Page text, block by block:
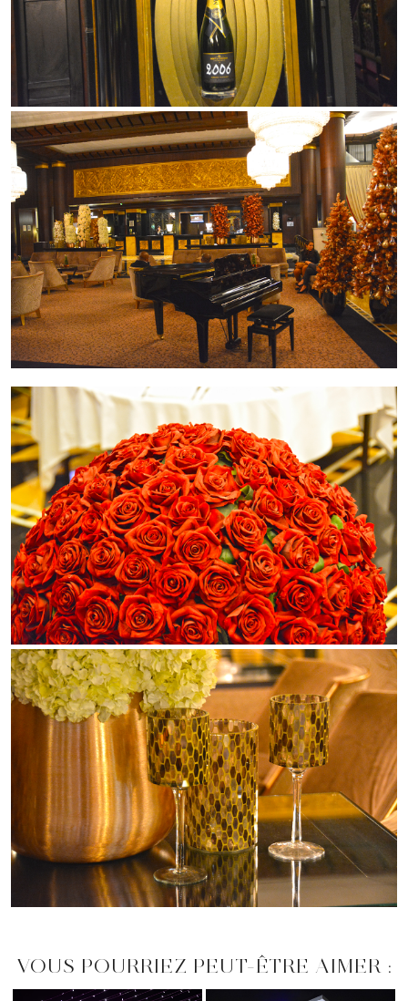
VOUS POURRIEZ PEUT-ÊTRE AIMER :